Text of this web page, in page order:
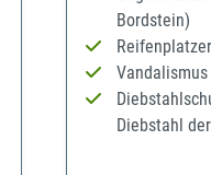
Bordstein)
Vandalismus
Diebstahl